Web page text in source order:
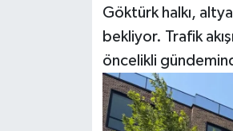
Göktürk halkı,
bekliyor. Trafik
öncelikli